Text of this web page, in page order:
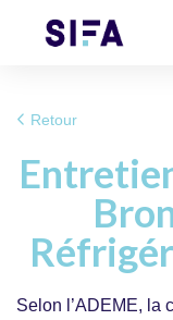
Retour
Selon l’ADEME, la